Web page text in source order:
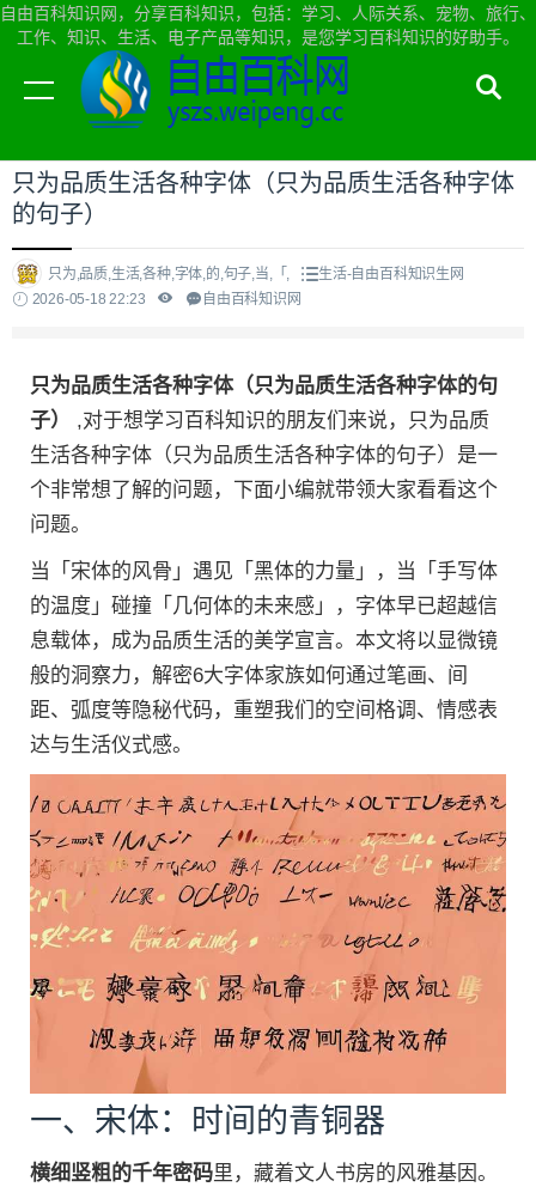
自由百科知识网，分享百科知识，包括：学习、人际关系、宠物、旅行、
工作、知识、生活、电子产品等知识，是您学习百科知识的好助手。
当前位置：自由百科知识网首页>生活
只为品质生活各种字体（只为品质生活各种字体
的句子）
只为,品质,生活,各种,字体,的,句子,当,「,
生活-自由百科知识生网
2026-05-18 22:23
自由百科知识网
只为品质生活各种字体（只为品质生活各种字体的句
子） ,对于想学习百科知识的朋友们来说，只为品质
生活各种字体（只为品质生活各种字体的句子）是一
个非常想了解的问题，下面小编就带领大家看看这个
问题。
当「宋体的风骨」遇见「黑体的力量」，当「手写体
的温度」碰撞「几何体的未来感」，字体早已超越信
息载体，成为品质生活的美学宣言。本文将以显微镜
般的洞察力，解密6大字体家族如何通过笔画、间
距、弧度等隐秘代码，重塑我们的空间格调、情感表
达与生活仪式感。
一、宋体：时间的青铜器
横细竖粗的千年密码里，藏着文人书房的风雅基因。